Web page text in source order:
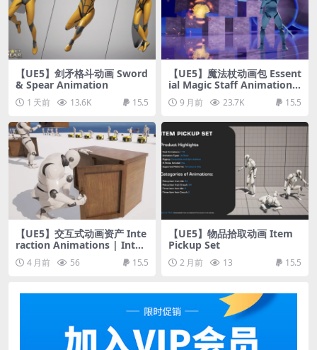
【UE5】剑矛格斗动画 Sword
& Spear Animation
1 天前 13.6K 15.5
【UE5】魔法杖动画包 Essent
ial Magic Staff Animation P
ack9 月前 23.7K 15.5
【UE5】交互式动画资产 Inte
raction Animations | Inter
active Animated Pack
4 月前 56 15.5
【UE5】物品拾取动画 Item
Pickup Set
2 月前 13 15.5